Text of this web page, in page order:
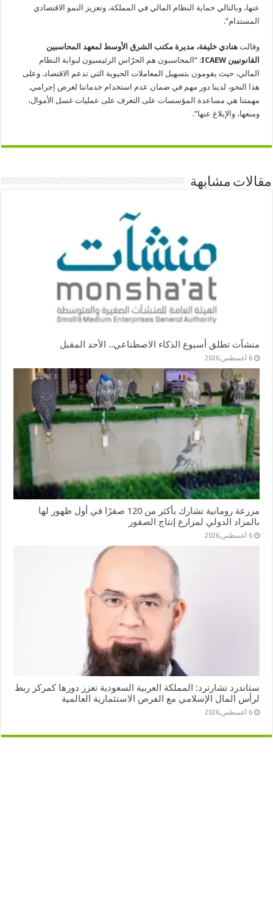
عنها، وبالتالي حماية النظام المالي في المملكة، وتعزيز النمو الاقتصادي
المستدام”.
وقالت هنادي خليفة، مديرة مكتب الشرق الأوسط لمعهد المحاسبين
القانونيين ICAEW: “المحاسبون هم الحرّاس الرئيسيون لبوابة النظام
المالي، حيث يقومون بتسهيل المعاملات الحيوية التي تدعم الاقتصاد. وعلى
هذا النحو، لدينا دور مهم في ضمان عدم استخدام خدماتنا لغرض إجرامي.
مهمتنا هي مساعدة المؤسسات على التعرف على عمليات غسل الأموال،
ومنعها، والإبلاغ عنها”.
مقالات مشابهة
منشآت تطلق أسبوع الذكاء الاصطناعي.. الأحد المقبل
6 أغسطس,2026
مزرعة رومانية تشارك بأكثر من 120 صقرًا في أول ظهور لها
بالمزاد الدولي لمزارع إنتاج الصقور
6 أغسطس,2026
ستاندرد تشارترد: المملكة العربية السعودية تعزز دورها كمركز ربط
لرأس المال الإسلامي مع الفرص الاستثمارية العالمية
6 أغسطس,2026